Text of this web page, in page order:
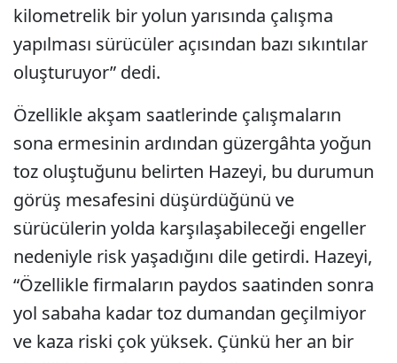
kilometrelik bir yolun yarısında çalışma
yapılması sürücüler açısından bazı sıkıntılar
oluşturuyor” dedi.
Özellikle akşam saatlerinde çalışmaların
sona ermesinin ardından güzergâhta yoğun
toz oluştuğunu belirten Hazeyi, bu durumun
görüş mesafesini düşürdüğünü ve
sürücülerin yolda karşılaşabileceği engeller
nedeniyle risk yaşadığını dile getirdi. Hazeyi,
“Özellikle firmaların paydos saatinden sonra
yol sabaha kadar toz dumandan geçilmiyor
ve kaza riski çok yüksek. Çünkü her an bir